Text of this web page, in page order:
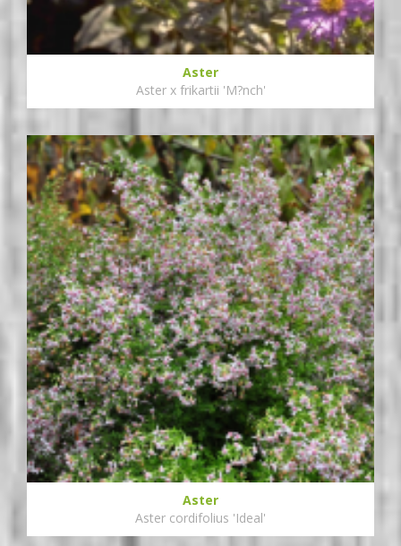
Aster
Aster x frikartii 'M?nch'
Aster
Aster cordifolius 'Ideal'